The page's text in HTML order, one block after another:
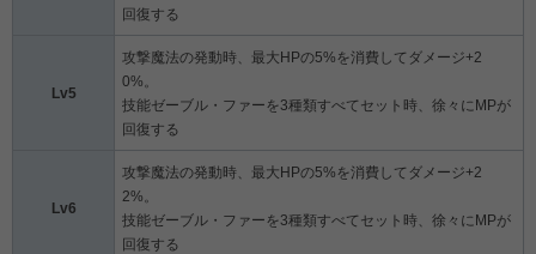
回復する
Lv5
攻撃魔法の発動時、最大HPの5%を消費してダメージ+2
0%。
技能ゼーブル・ファーを3種類すべてセット時、徐々にMPが
回復する
Lv6
攻撃魔法の発動時、最大HPの5%を消費してダメージ+2
2%。
技能ゼーブル・ファーを3種類すべてセット時、徐々にMPが
回復する